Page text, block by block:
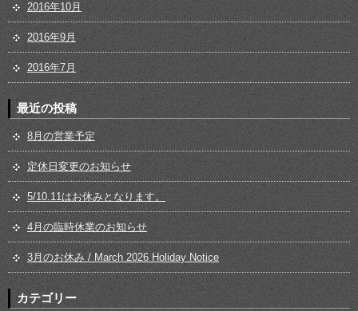
2016年10月
2016年9月
2016年7月
最近の投稿
8月の営業予定
定休日変更のお知らせ
5/10.11はお休みとなります。
4月の臨時休業のお知らせ
3月のお休み / March 2026 Holiday Notice
カテゴリー